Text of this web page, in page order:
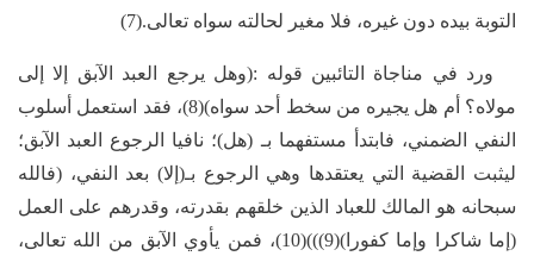
التوبة بيده دون غيره، فلا مغير لحالته سواه تعالى.(7)
ورد في مناجاة التائبين قوله :(وهل يرجع العبد الآبق إلا إلى
مولاه؟ أم هل يجيره من سخط أحد سواه)(8)، فقد استعمل أسلوب
النفي الضمني، فابتدأ مستفهما بـ (هل)؛ نافيا الرجوع العبد الآبق؛
ليثبت القضية التي يعتقدها وهي الرجوع بـ(إلا) بعد النفي، (فالله
سبحانه هو المالك للعباد الذين خلقهم بقدرته، وقدرهم على العمل
(إما شاكرا وإما كفورا)(9)))(10)، فمن يأوي الآبق من الله تعالى،